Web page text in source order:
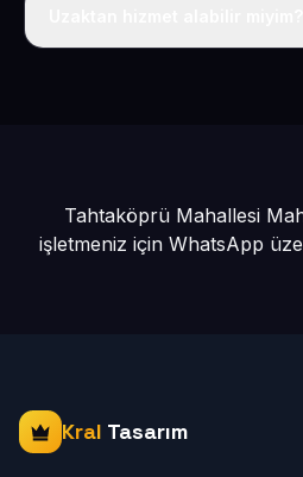
Tahtaköprü Mahallesi
işletmeniz için WhatsApp
Kral Tasarım